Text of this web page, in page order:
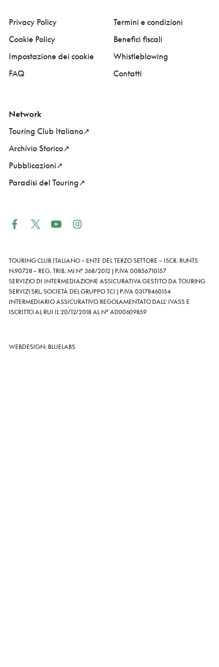
Privacy Policy
Cookie Policy
Impostazione dei cookie
FAQ
Termini e condizioni
Benefici fiscali
Whistleblowing
Contatti
Network
Touring Club Italiano
Archivio Storico
Pubblicazioni
Paradisi del Touring
TOURING CLUB ITALIANO – ENTE DEL TERZO SETTORE – ISCR. RUNTS
N.90728 – REG. TRIB. MI N° 368/2012 | P.IVA 00856710157
SERVIZIO DI INTERMEDIAZIONE ASSICURATIVA GESTITO DA TOURING
SERVIZI SRL, SOCIETÀ DEL GRUPPO TCI | P.IVA 03178460154
INTERMEDIARIO ASSICURATIVO REGOLAMENTATO DALL’ IVASS E
ISCRITTO AL RUI IL 20/12/2018 AL N° A000609859
WEBDESIGN: BLUELABS